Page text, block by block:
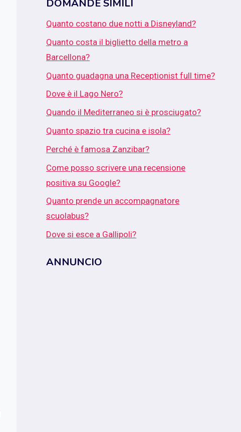
DOMANDE SIMILI
Quanto costano due notti a Disneyland?
Quanto costa il biglietto della metro a
Barcellona?
Quanto guadagna una Receptionist full time?
Dove è il Lago Nero?
Quando il Mediterraneo si è prosciugato?
Quanto spazio tra cucina e isola?
Perché è famosa Zanzibar?
Come posso scrivere una recensione
positiva su Google?
Quanto prende un accompagnatore
scuolabus?
Dove si esce a Gallipoli?
ANNUNCIO